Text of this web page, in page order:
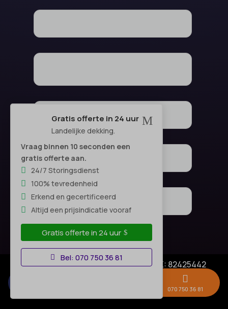
M
Gratis offerte in 24 uur
Landelijke dekking.
Vraag binnen 10 seconden een
gratis offerte aan.
24/7 Storingsdienst
100% tevredenheid
Erkend en gecertificeerd
Altijd een prijsindicatie vooraf
Gratis offerte in 24 uur
Bel: 070 750 36 81
© Copyright SA Elektro Experts - KVK: 82425442
Algemene voorwaarden

070 750 36 81